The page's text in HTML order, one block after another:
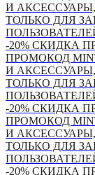
И
ТОЛЬКО ДЛЯ
-20% СКИДКА
ПРОМОКОД
И
ТОЛЬКО ДЛЯ
-20% СКИДКА
ПРОМОКОД
И
ТОЛЬКО ДЛЯ
-20% СКИДКА